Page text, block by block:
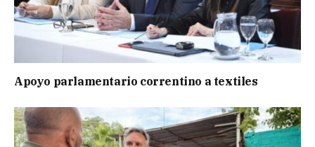
Apoyo parlamentario correntino a textiles